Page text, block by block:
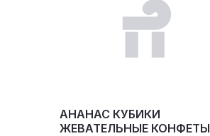
АНАНАС КУБИКИ
ЖЕВАТЕЛЬНЫЕ КОНФЕТЫ